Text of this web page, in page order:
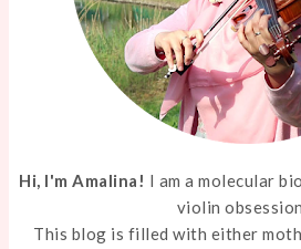
Hi, I'm Amalina! I am a molecular
violin
This blog is filled with either